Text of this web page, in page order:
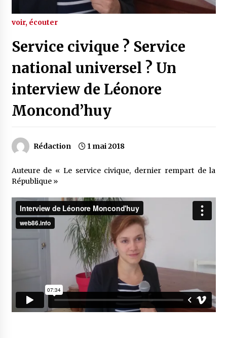
voir, écouter
Service civique ? Service
national universel ? Un
interview de Léonore
Moncond’huy
Rédaction 1 mai 2018
Auteure de « Le service civique, dernier rempart de la
République »